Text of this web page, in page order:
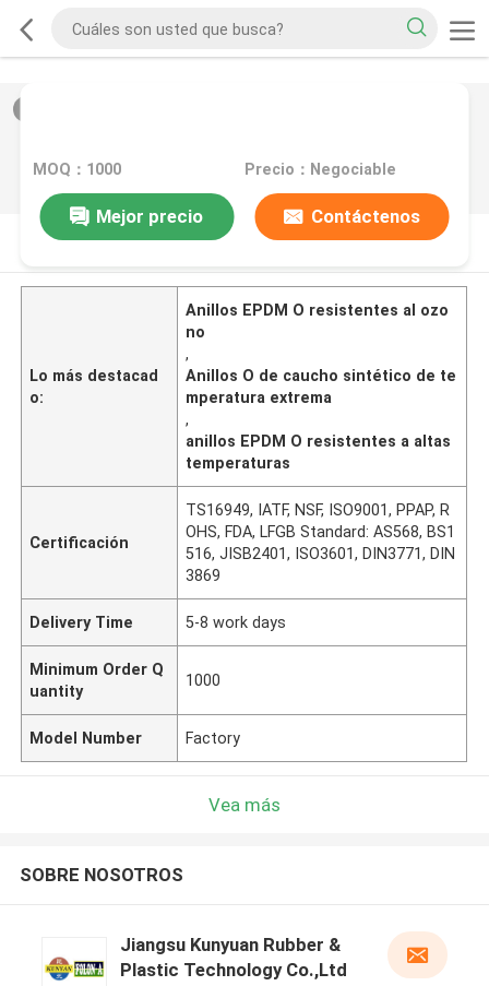
MOQ：1000 Precio：Negociable
Mejor precio
Contáctenos
DESCRIPCIóN DE PRODUCTO
Lo más destacad
o:
Anillos EPDM O resistentes al ozo
no
,
Anillos O de caucho sintético de te
mperatura extrema
,
anillos EPDM O resistentes a altas
temperaturas
Certificación
TS16949, IATF, NSF, ISO9001, PPAP, R
OHS, FDA, LFGB Standard: AS568, BS1
516, JISB2401, ISO3601, DIN3771, DIN
3869
Delivery Time 5-8 work days
Minimum Order Q
uantity
1000
Model Number Factory
Vea más
SOBRE NOSOTROS
Jiangsu Kunyuan Rubber &
Plastic Technology Co.,Ltd